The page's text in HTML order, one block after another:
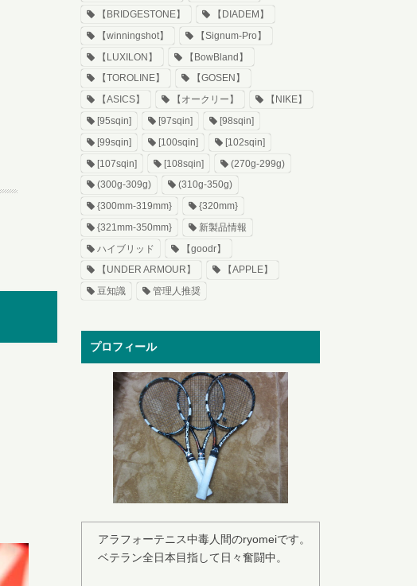
【BRIDGESTONE】
【DIADEM】
【winningshot】
【Signum-Pro】
【LUXILON】
【BowBland】
【TOROLINE】
【GOSEN】
【ASICS】
【オークリー】
【NIKE】
[95sqin]
[97sqin]
[98sqin]
[99sqin]
[100sqin]
[102sqin]
[107sqin]
[108sqin]
(270g-299g)
(300g-309g)
(310g-350g)
{300mm-319mm}
{320mm}
{321mm-350mm}
新製品情報
ハイブリッド
【goodr】
【UNDER ARMOUR】
【APPLE】
豆知識
管理人推奨
プロフィール
アラフォーテニス中毒人間のryomeiです。
ベテラン全日本目指して日々奮闘中。